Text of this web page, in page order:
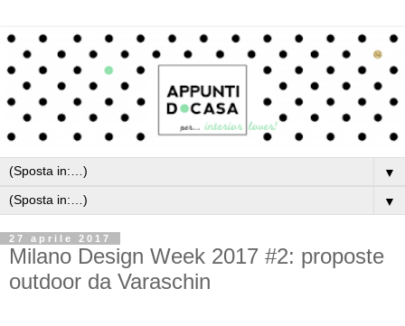
▼
▼
27 aprile 2017
Milano Design Week 2017 #2: proposte
outdoor da Varaschin